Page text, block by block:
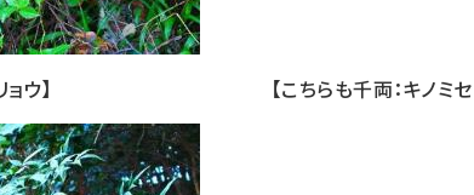
ョウ】 【こちらも千両：キノミセン